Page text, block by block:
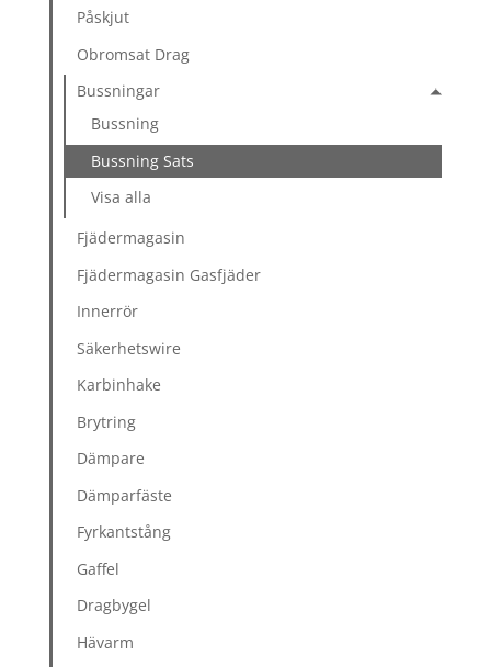
Påskjut
Obromsat Drag
Bussningar
Bussning
Bussning Sats
Visa alla
Fjädermagasin
Fjädermagasin Gasfjäder
Innerrör
Säkerhetswire
Karbinhake
Brytring
Dämpare
Dämparfäste
Fyrkantstång
Gaffel
Dragbygel
Hävarm